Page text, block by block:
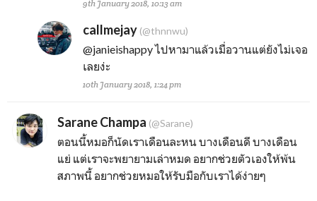
9th January 2018, 10:13 am
callmejay(@thnnwu)
@janieishappyไปหามาแล้วเมื่อวานแต่ยังไม่เจอ
เลยง่ะ
10th January 2018, 1:24 pm
Sarane Champa (@Sarane)
ตอนนี้หมอก็นัดเราเดือนละหน บางเดือนดี บางเดือน
แย่ แต่เราจะพยายามเล่าหมด อยากช่วยตัวเองให้พ้น
สภาพนี้ อยากช่วยหมอให้รับมือกับเราได้ง่ายๆ